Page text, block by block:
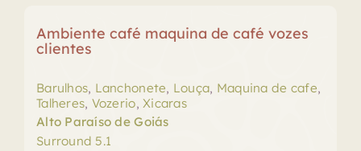
Ambiente café maquina de café vozes
clientes
Barulhos, Lanchonete, Louça, Maquina de cafe,
Talheres, Vozerio,Xicaras
Alto Paraíso de Goiás
Surround 5.1